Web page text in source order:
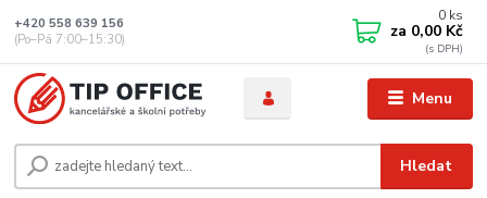
Menu
Hledat
+420 558 639 156
(Po–Pá 7:00–15:30)
0 ks
za 0,00 Kč